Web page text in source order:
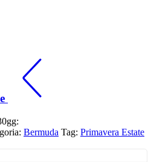
Bermuda Tag: Primavera Estate